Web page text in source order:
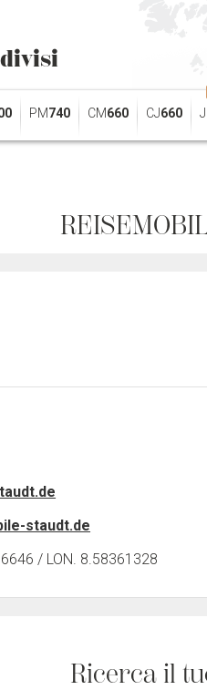
PM740 CM660 CJ660
staudt.de
/ LON. 8.58361328
Ricerca il